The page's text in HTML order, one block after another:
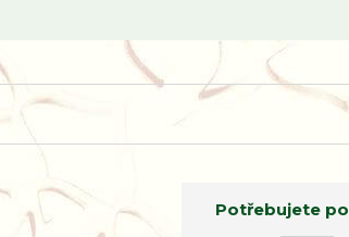
Potřebujete